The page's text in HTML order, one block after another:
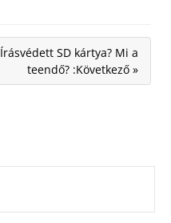
Írásvédett SD kártya? Mi a
teendő? :Következő »